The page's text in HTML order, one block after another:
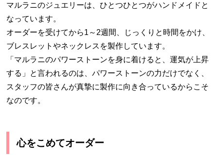
マルラニのジュエリーは、ひとつひとつがハンドメイドと
なっています。
オーダーを受けてから1～2週間、じっくりと時間をかけ、
ブレスレットやネックレスを製作しています。
「マルラニのパワーストーンを身に着けると、運気が上昇
する」と言われるのは、パワーストーンの力だけでなく、
スタッフの皆さんが真摯に製作に向き合っているからこそ
なのです。
心をこめてオーダー